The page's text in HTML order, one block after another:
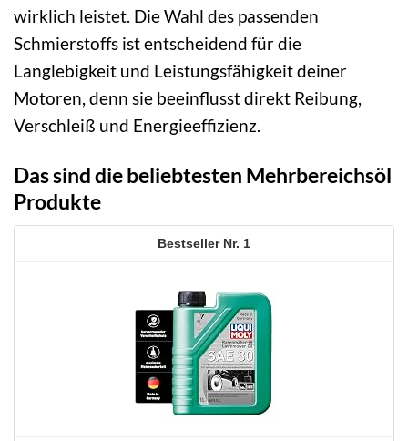
wirklich leistet. Die Wahl des passenden
Schmierstoffs ist entscheidend für die
Langlebigkeit und Leistungsfähigkeit deiner
Motoren, denn sie beeinflusst direkt Reibung,
Verschleiß und Energieeffizienz.
Das sind die beliebtesten Mehrbereichsöl
Produkte
1